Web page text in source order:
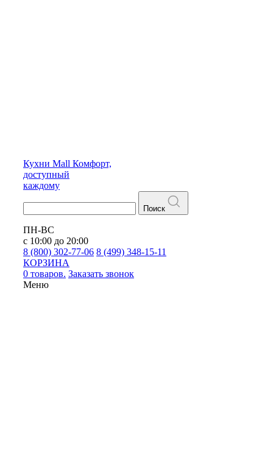
Кухни Mall Комфорт,
доступный
каждому
Поиск
ПН-ВС
с 10:00 до 20:00
8 (800) 302-77-06 8 (499) 348-15-11
КОРЗИНА
0 товаров. Заказать звонок
Меню